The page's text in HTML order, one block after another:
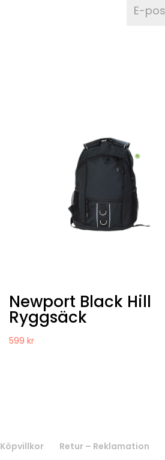
Newport Black Hill
Ryggsäck
599 kr
Köpvillkor Retur – Reklamation